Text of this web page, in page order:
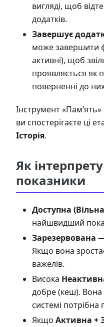
вигляді, щоб
додатків.
Завершує
може завершити
активні), щоб
проявляється як
поверненні до
Інструмент
ви спостерігаєте ці
Історія.
Як
показники
Доступна
найшвидший
Зарезервована
Якщо вона
важелів.
Висока
добре (кеш).
системі потрібна
Якщо Активна +